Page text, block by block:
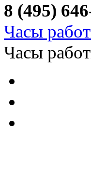
8 (495)
Часы
Часы